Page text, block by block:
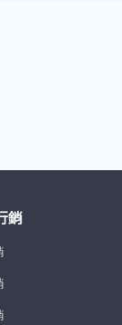
銷